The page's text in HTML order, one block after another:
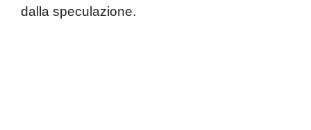
dalla speculazione.